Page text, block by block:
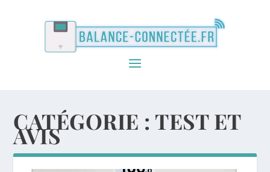
CATÉGORIE : TEST ET
AVIS